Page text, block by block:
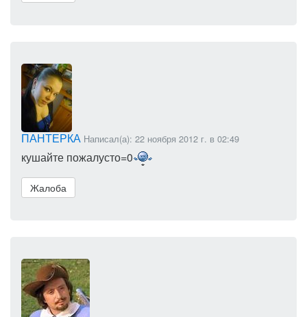
ПАНТЕРКА Написал(а): 22 ноября 2012 г. в 02:49
кушайте пожалусто=0
Жалоба